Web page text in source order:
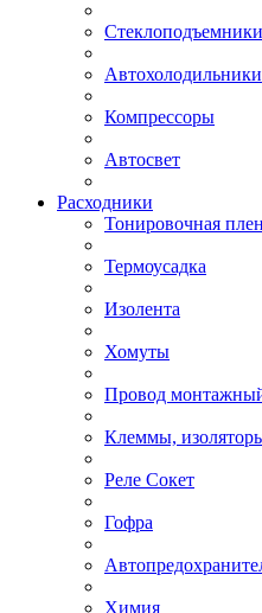
Автохолодильники
Компрессоры
Автосвет
Расходники
Тонировочная
Термоусадка
Изолента
Хомуты
Провод
Клеммы,
Реле Сокет
Гофра
Химия